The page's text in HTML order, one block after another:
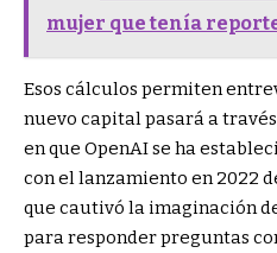
mujer que tenía
Esos cálculos permiten
nuevo capital pasará a
en que OpenAI se ha
con el lanzamiento en 2022
que cautivó la imaginación
para responder preguntas